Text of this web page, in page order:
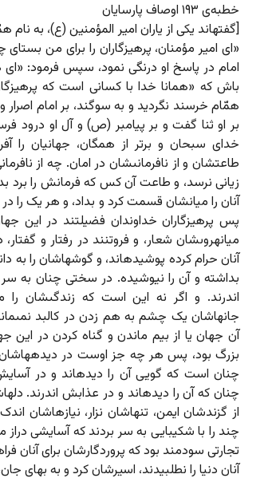
خطبه‌ی ۱۹۳ اوصاف پارسایان
[گفته‏اند یکى از یاران امیر المؤمنین (ع)، به
«اى امیر مؤمنان، پرهیزگاران را براى من
امام در پاسخ او درنگى نمود، سپس فرمود: «اى
باش که «همانا خدا با کسانى است که
همّام خرسند نگردید و به سوگند، بر امام اصرار
بر او ثنا گفت و بر پیامبر (ص) و آل او درود
خداى سبحان و برتر از همگان، جهانیان را
طاعتشان و از نافرمانى‏شان در امان. چه از
زیانى نرسد، و طاعت آن کس که فرمانش را
آنان را میانشان قسمت کرد و بداد، و هر یک را
پس پرهیزگاران خداوندان فضیلتند در این
میانه‏روى‏شان شعار، و فروتنند در رفتار و
آنان حرام کرده پوشیده‏اند، و گوشهاشان را به
بداشته و آن را نیوشیده. در سختى چنان به
اندرند. و اگر نه این است که زندگى‏شان را
جانهاشان یک چشم به هم زدن در کالبد
آن جهان یا از بیم ماندن و گناه کردن در این
بزرگ بود، پس هر چه جز اوست در
چنان است که گویى آن را دیده‏اند و در
چنان که آن را دیده‏اند و در عذابش اندرند.
از گزندشان ایمن، تن‏هاشان نزار، نیازهاشان
چند را با شکیبایى به سر بردند که آسایشى دراز
تجارتى سودمند بود که پروردگارشان براى آنان
آنان دنیا را نطلبیدند، اسیرشان کرد و به بهاى